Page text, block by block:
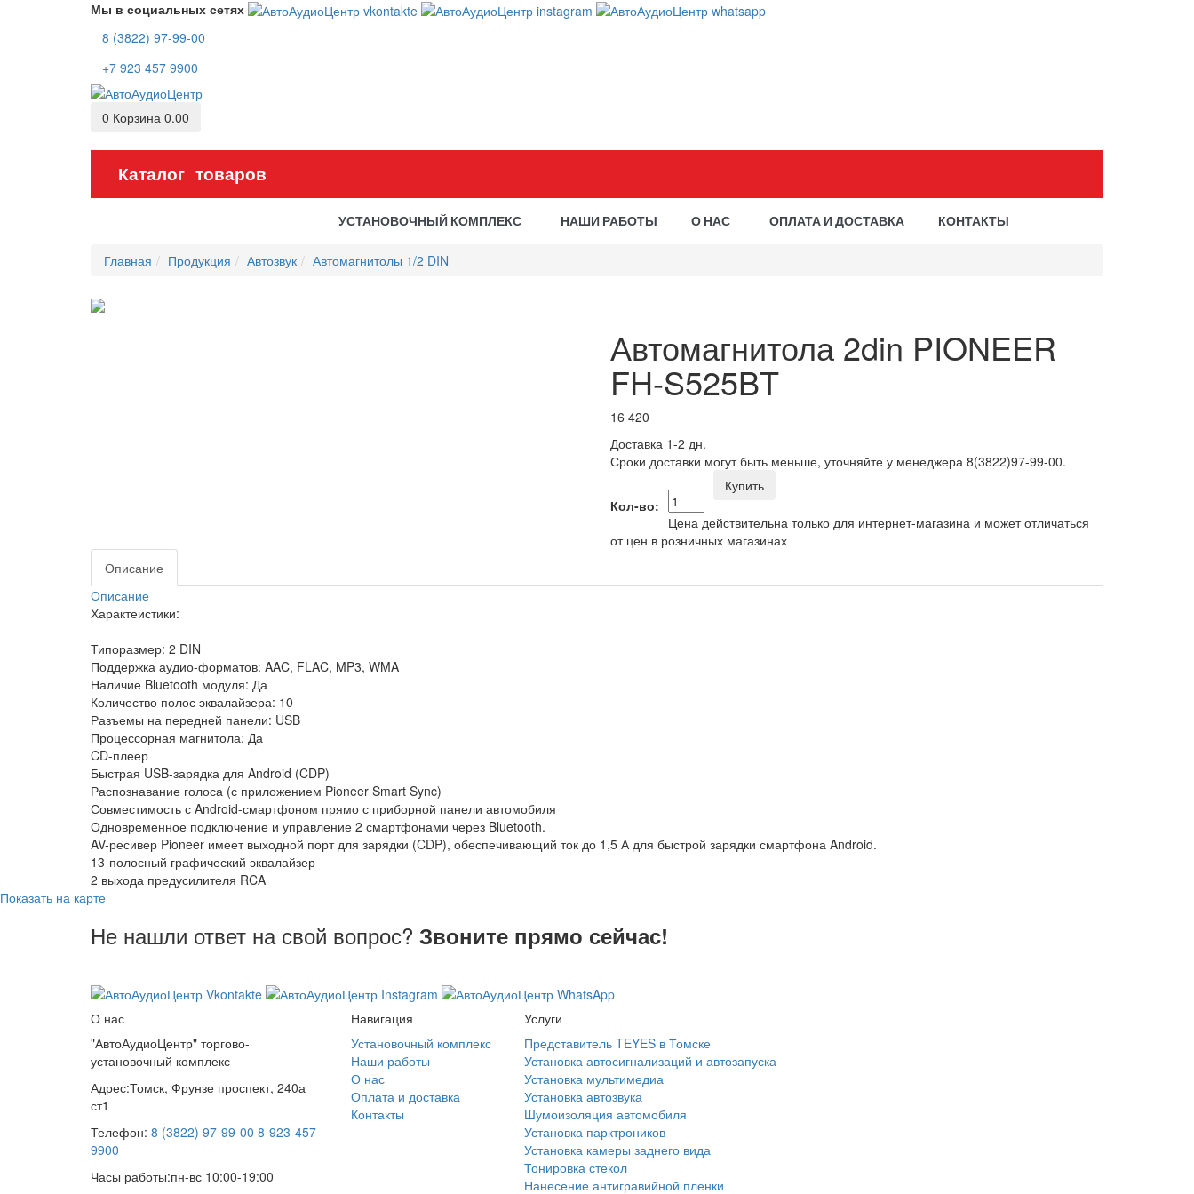
Мы в социальных сетях
8 (3822) 97-99-00
+7 923 457 9900
0 Корзина 0.00
Каталог товаров
УСТАНОВОЧНЫЙ КОМПЛЕКС НАШИ РАБОТЫ О НАС ОПЛАТА И ДОСТАВКА КОНТАКТЫ
Главная Продукция Автозвук Автомагнитолы 1/2 DIN
Автомагнитола 2din PIONEER
FH-S525BT
16 420
Доставка 1-2 дн.
Сроки доставки могут быть меньше, уточняйте у менеджера 8(3822)97-99-00.
Кол-во:
Купить
Цена действительна только для интернет-магазина и может отличаться
от цен в розничных магазинах
Описание
Описание
Характеистики:
Типоразмер: 2 DIN
Поддержка аудио-форматов: AAC, FLAC, MP3, WMA
Наличие Bluetooth модуля: Да
Количество полос эквалайзера: 10
Разъемы на передней панели: USB
Процессорная магнитола: Да
CD-плеер
Быстрая USB-зарядка для Android (CDP)
Распознавание голоса (с приложением Pioneer Smart Sync)
Совместимость с Android-смартфоном прямо с приборной панели автомобиля
Одновременное подключение и управление 2 смартфонами через Bluetooth.
AV-ресивер Pioneer имеет выходной порт для зарядки (CDP), обеспечивающий ток до 1,5 А для быстрой зарядки смартфона Android.
13-полосный графический эквалайзер
2 выхода предусилителя RCA
Показать на карте
Не нашли ответ на свой вопрос? Звоните прямо сейчас!
О нас
"АвтоАудиоЦентр" торгово-
установочный комплекс
Адрес:Томск, Фрунзе проспект, 240а
ст1
Телефон: 8 (3822) 97-99-00 8-923-457-
9900
Часы работы:пн-вс 10:00-19:00
Навигация
Установочный комплекс
Наши работы
О нас
Оплата и доставка
Контакты
Услуги
Представитель TEYES в Томске
Установка автосигнализаций и автозапуска
Установка мультимедиа
Установка автозвука
Шумоизоляция автомобиля
Установка парктроников
Установка камеры заднего вида
Тонировка стекол
Нанесение антигравийной пленки